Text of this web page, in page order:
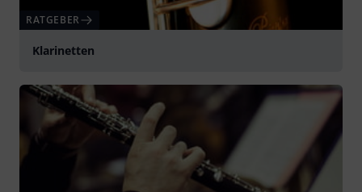
RATGEBER
Klarinetten